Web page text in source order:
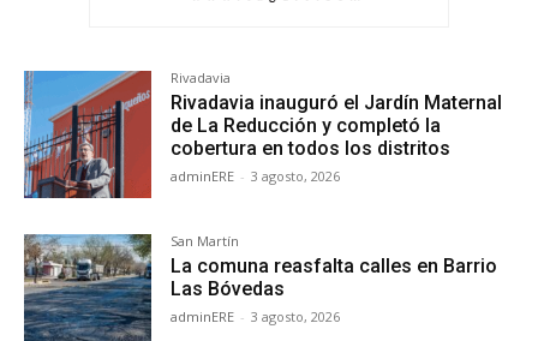
Rivadavia
Rivadavia inauguró el Jardín Maternal
de La Reducción y completó la
cobertura en todos los distritos
adminERE - 3 agosto, 2026
San Martín
La comuna reasfalta calles en Barrio
Las Bóvedas
adminERE - 3 agosto, 2026